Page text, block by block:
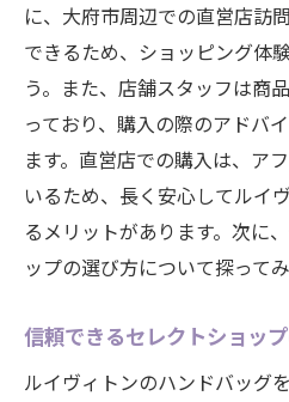
に、大府市周辺での直営店訪
できるため、ショッピング体
う。また、店舗スタッフは商
っており、購入の際のアドバ
ます。直営店での購入は、ア
いるため、長く安心してルイ
るメリットがあります。次に
ップの選び方について探ってみ
信頼できるセレクトショッ
ルイヴィトンのハンドバッグ